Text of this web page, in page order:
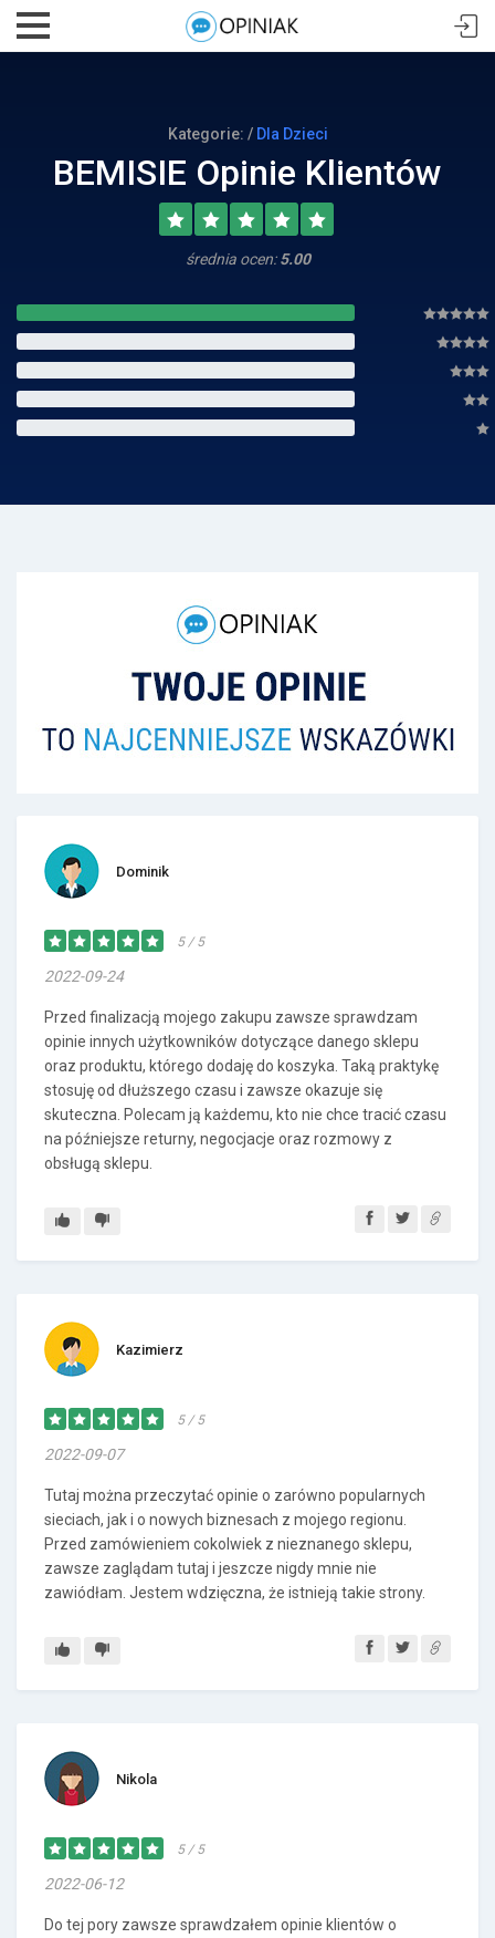
Kategorie: / Dla Dzieci
BEMISIE Opinie Klientów
średnia ocen:5.00
Dominik
5 / 5
2022-09-24
Przed finalizacją mojego zakupu zawsze sprawdzam
opinie innych użytkowników dotyczące danego sklepu
oraz produktu, którego dodaję do koszyka. Taką praktykę
stosuję od dłuższego czasu i zawsze okazuje się
skuteczna. Polecam ją każdemu, kto nie chce tracić czasu
na późniejsze returny, negocjacje oraz rozmowy z
obsługą sklepu.
Kazimierz
5 / 5
2022-09-07
Tutaj można przeczytać opinie o zarówno popularnych
sieciach, jak i o nowych biznesach z mojego regionu.
Przed zamówieniem cokolwiek z nieznanego sklepu,
zawsze zaglądam tutaj i jeszcze nigdy mnie nie
zawiódłam. Jestem wdzięczna, że istnieją takie strony.
Nikola
5 / 5
2022-06-12
Do tej pory zawsze sprawdzałem opinie klientów o